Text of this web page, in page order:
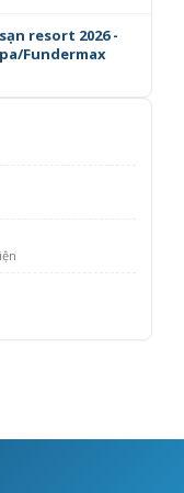
resort 2026 -
Fundermax